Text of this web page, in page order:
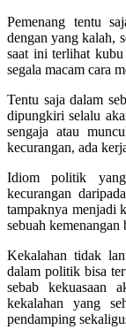
Pemenang tentu
dengan yang kalah,
saat ini terlihat
segala macam cara
Tentu saja dalam
dipungkiri selalu
sengaja atau
kecurangan, ada
Idiom politik
kecurangan
tampaknya menjadi
sebuah kemenangan
Kekalahan tidak
dalam politik bisa
sebab kekuasaan
kekalahan yang
pendamping